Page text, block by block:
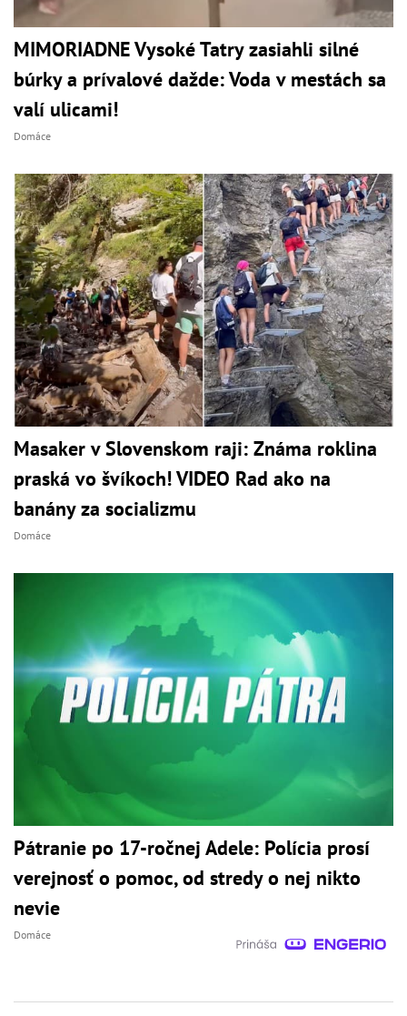
MIMORIADNE Vysoké Tatry zasiahli silné
búrky a prívalové dažde: Voda v mestách sa
valí ulicami!
Domáce
Masaker v Slovenskom raji: Známa roklina
praská vo švíkoch! VIDEO Rad ako na
banány za socializmu
Domáce
Pátranie po 17-ročnej Adele: Polícia prosí
verejnosť o pomoc, od stredy o nej nikto
nevie
Domáce